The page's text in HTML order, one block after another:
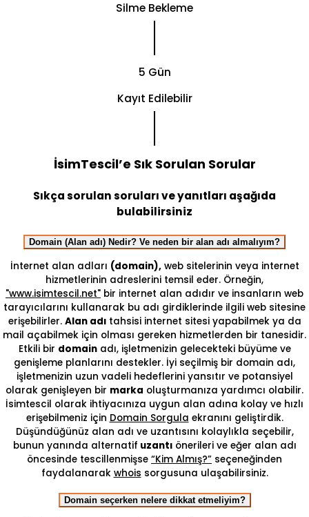
Silme Bekleme
5 Gün
Kayıt Edilebilir
İsimTescil’e Sık Sorulan Sorular
Sıkça sorulan soruları ve yanıtları aşağıda
bulabilirsiniz
Domain (Alan adı) Nedir? Ve neden bir alan adı almalıyım?
İnternet alan adları (domain),web sitelerinin veya internet
hizmetlerinin adreslerini temsil eder. Örneğin,
"www.isimtescil.net" bir internet alan adıdır ve insanların web
tarayıcılarını kullanarak bu adı girdiklerinde ilgili web sitesine
erişebilirler. Alan adıtahsisi internet sitesi yapabilmek ya da
mail açabilmek için olması gereken hizmetlerden bir tanesidir.
Etkili bir domainadı, işletmenizin gelecekteki büyüme ve
genişleme planlarını destekler. İyi seçilmiş bir domain adı,
işletmenizin uzun vadeli hedeflerini yansıtır ve potansiyel
olarak genişleyen bir marka oluşturmanıza yardımcı olabilir.
İsimtescil olarak ihtiyacınıza uygun alan adına kolay ve hızlı
erişebilmeniz için Domain Sorgula ekranını geliştirdik.
Düşündüğünüz alan adı ve uzantısını kolaylıkla seçebilir,
bunun yanında alternatif uzantıönerileri ve eğer alan adı
öncesinde tescillenmişse “Kim Almış?” seçeneğinden
faydalanarak whois sorgusuna ulaşabilirsiniz.
Domain seçerken nelere dikkat etmeliyim?